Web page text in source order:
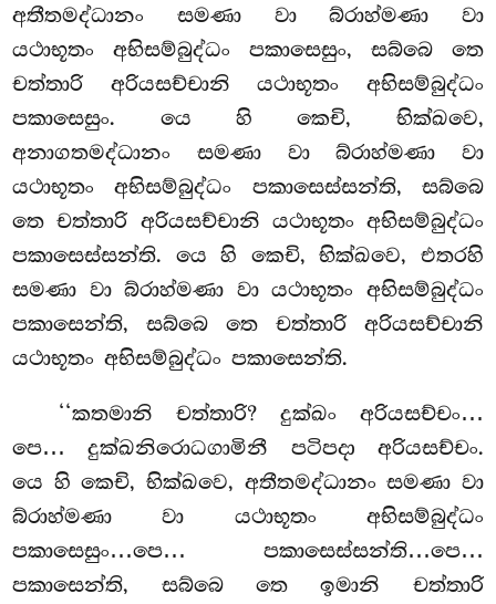
අතීතමද්ධානං සමණා වා බ්රාහ්මණා වා
යථාභූතං අභිසම්බුද්ධං පකාසෙසුං, සබ්බෙ තෙ
චත්තාරි අරියසච්චානි යථාභූතං අභිසම්බුද්ධං
පකාසෙසුං. යෙ හි කෙචි, භික්ඛවෙ,
අනාගතමද්ධානං සමණා වා බ්රාහ්මණා වා
යථාභූතං අභිසම්බුද්ධං පකාසෙස්සන්ති, සබ්බෙ
තෙ චත්තාරි අරියසච්චානි යථාභූතං අභිසම්බුද්ධං
පකාසෙස්සන්ති. යෙ හි කෙචි, භික්ඛවෙ, එතරහි
සමණා වා බ්රාහ්මණා වා යථාභූතං අභිසම්බුද්ධං
පකාසෙන්ති, සබ්බෙ තෙ චත්තාරි අරියසච්චානි
යථාභූතං අභිසම්බුද්ධං පකාසෙන්ති.
‘‘කතමානි චත්තාරි? දුක්ඛං අරියසච්චං…
පෙ… දුක්ඛනිරොධගාමිනී පටිපදා අරියසච්චං.
යෙ හි කෙචි, භික්ඛවෙ, අතීතමද්ධානං සමණා වා
බ්රාහ්මණා වා යථාභූතං අභිසම්බුද්ධං
පකාසෙසුං…පෙ… පකාසෙස්සන්ති…පෙ…
පකාසෙන්ති, සබ්බෙ තෙ ඉමානි චත්තාරි